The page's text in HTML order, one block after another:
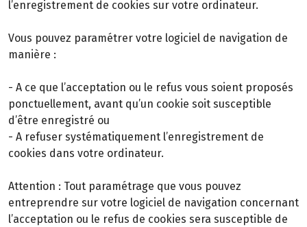
l’enregistrement de cookies sur votre ordinateur.
Vous pouvez paramétrer votre logiciel de navigation de
manière :
- A ce que l’acceptation ou le refus vous soient proposés
ponctuellement, avant qu’un cookie soit susceptible
d’être enregistré ou
- A refuser systématiquement l’enregistrement de
cookies dans votre ordinateur.
Attention : Tout paramétrage que vous pouvez
entreprendre sur votre logiciel de navigation concernant
l’acceptation ou le refus de cookies sera susceptible de